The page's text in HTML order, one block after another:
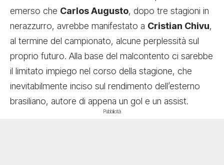
emerso che Carlos Augusto, dopo tre stagioni in
nerazzurro, avrebbe manifestato a Cristian Chivu,
al termine del campionato, alcune perplessità sul
proprio futuro. Alla base del malcontento ci sarebbe
il limitato impiego nel corso della stagione, che
inevitabilmente inciso sul rendimento dell’esterno
brasiliano, autore di appena un gol e un assist.
Pubblicità